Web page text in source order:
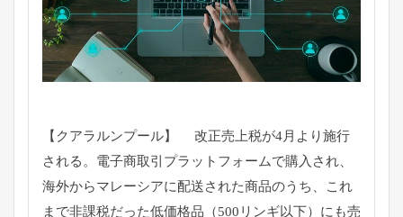
【クアラルンプール】 改正売上税が4月より施行
される。 電子商取引プラットフォームで購入され、
海外からマレーシアに配送された商品のうち、
これ
まで非課税だった低価格品（500リンギ以下） にも売